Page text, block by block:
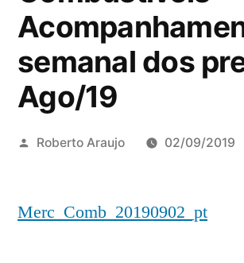
semanal dos
Ago/19
Publicado
Roberto Araujo 02/09/2019
Merc_Comb_20190902_pt